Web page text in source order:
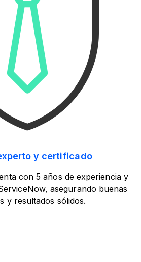
y certificado
con 5 años de experiencia y
asegurando buenas
y resultados sólidos.